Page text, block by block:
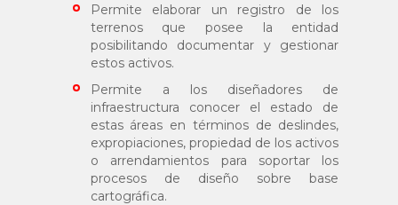
Permite elaborar un registro de los
terrenos que posee la entidad
posibilitando documentar y gestionar
estos activos.
Permite a los diseñadores de
infraestructura conocer el estado de
estas áreas en términos de deslindes,
expropiaciones, propiedad de los activos
o arrendamientos para soportar los
procesos de diseño sobre base
cartográfica.